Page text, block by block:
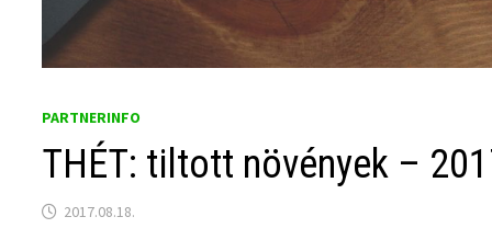
PARTNERINFO
THÉT: tiltott növények –
2017.08.18.